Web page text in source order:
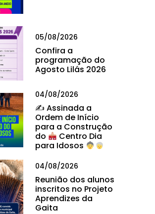
05/08/2026
Confira a
programação do
Agosto Lilás 2026
04/08/2026
✍ Assinada a
Ordem de Início
para a Construção
do
Centro Dia
para Idosos
04/08/2026
Reunião dos alunos
inscritos no Projeto
Aprendizes da
Gaita